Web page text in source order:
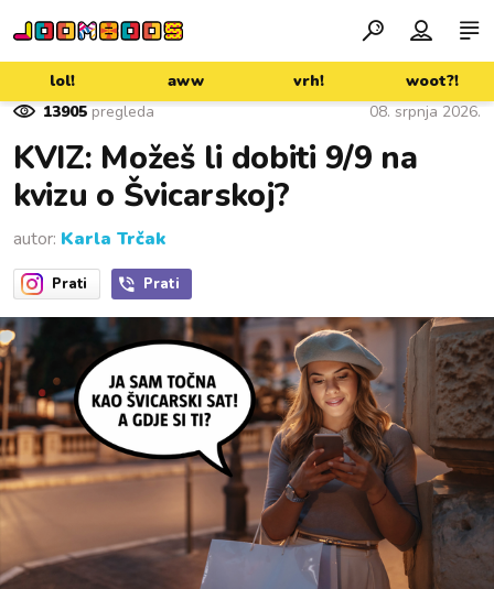
lol! aww vrh!
woot?!
13905 pregleda 08. srpnja 2026.
KVIZ: Možeš li dobiti 9/9 na
kvizu o Švicarskoj?
autor: Karla Trčak
Prati Prati